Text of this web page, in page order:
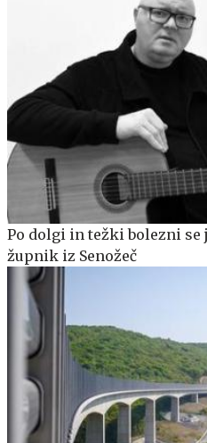
Po dolgi in težki bolezni
župnik iz Senožeč